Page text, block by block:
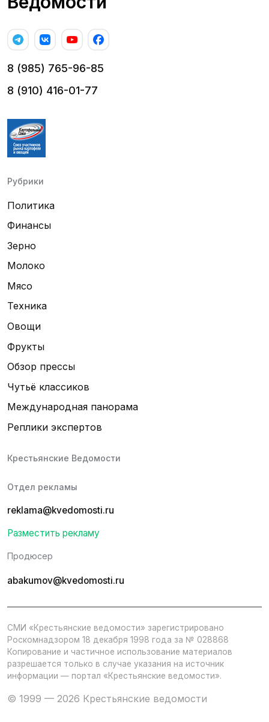
8 (985) 765-96-85
8 (910) 416-01-77
Рубрики
Политика
Финансы
Зерно
Молоко
Мясо
Техника
Овощи
Фрукты
Обзор прессы
Чутьё классиков
Международная панорама
Реплики экспертов
Крестьянские Ведомости
Отдел рекламы
reklama@kvedomosti.ru
Разместить рекламу
Продюсер
abakumov@kvedomosti.ru
СМИ «Крестьянские ведомости» зарегистрировано
Роскомнадзором 18 декабря 1998 года за № 028868
Копирование и частичное использование материалов
разрешается только в случае указания на источник
информации — портал «Крестьянские ведомости».
© 1999 — 2026 Крестьянские ведомости